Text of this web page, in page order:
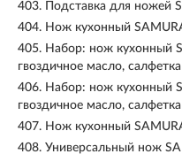
403.
Подставка для ножей
404. Нож кухонный
405. Набор: нож кухонный
гвоздичное масло,
406. Набор: нож кухонный
гвоздичное масло,
407. Нож кухонный
408. Универсальный нож